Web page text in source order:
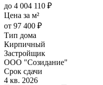
до 4 004 110 ₽
Цена за м²
от 97 400 ₽
Тип дома
Кирпичный
Застройщик
ООО "Созидание"
Срок сдачи
4 кв. 2026